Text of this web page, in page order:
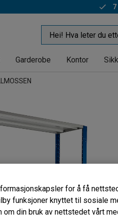
Garderobe Kontor
for å få
funksjoner knyttet til sosiale
om din bruk av nettstedet vårt